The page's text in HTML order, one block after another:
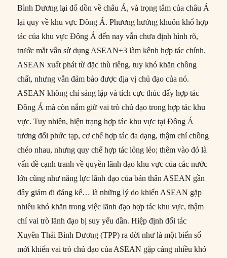
Bình Dương lại đổ dồn về châu Á, và trọng tâm của châu Á
lại quy về khu vực Đông Á. Phương hướng khuôn khổ hợp
tác của khu vực Đông Á đến nay vẫn chưa định hình rõ,
trước mắt vẫn sử dụng ASEAN+3 làm kênh hợp tác chính.
ASEAN xuất phát từ đặc thù riêng, tuy khó khăn chồng
chất, nhưng vẫn đảm bảo được địa vị chủ đạo của nó.
ASEAN không chỉ sáng lập và tích cực thúc đẩy hợp tác
Đông Á mà còn nắm giữ vai trò chủ đạo trong hợp tác khu
vực. Tuy nhiên, hiện trạng hợp tác khu vực tại Đông Á
tương đối phức tạp, cơ chế hợp tác đa dạng, thậm chí chồng
chéo nhau, nhưng quy chế hợp tác lỏng lẻo; thêm vào đó là
vấn đề cạnh tranh về quyền lãnh đạo khu vực của các nước
lớn cũng như năng lực lãnh đạo của bản thân ASEAN gần
đây giảm đi đáng kể… là những lý do khiến ASEAN gặp
nhiều khó khăn trong việc lãnh đạo hợp tác khu vực, thậm
chí vai trò lãnh đạo bị suy yếu dần. Hiệp định đối tác
Xuyên Thái Bình Dương (TPP) ra đời như là một biến số
mới khiến vai trò chủ đạo của ASEAN gặp càng nhiều khó